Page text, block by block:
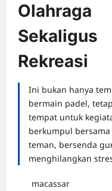
Olahraga
Sekaligus
Rekreasi
Ini bukan hanya
bermain padel,
tempat untuk
berkumpul
teman, bersenda
menghilangkan
macassar